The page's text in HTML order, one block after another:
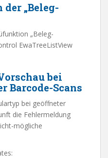
„Beleg-
„Beleg-
EwaTreeListView
bei
Barcode-Scans
bei geöffneter
die Fehlermeldung
mögliche